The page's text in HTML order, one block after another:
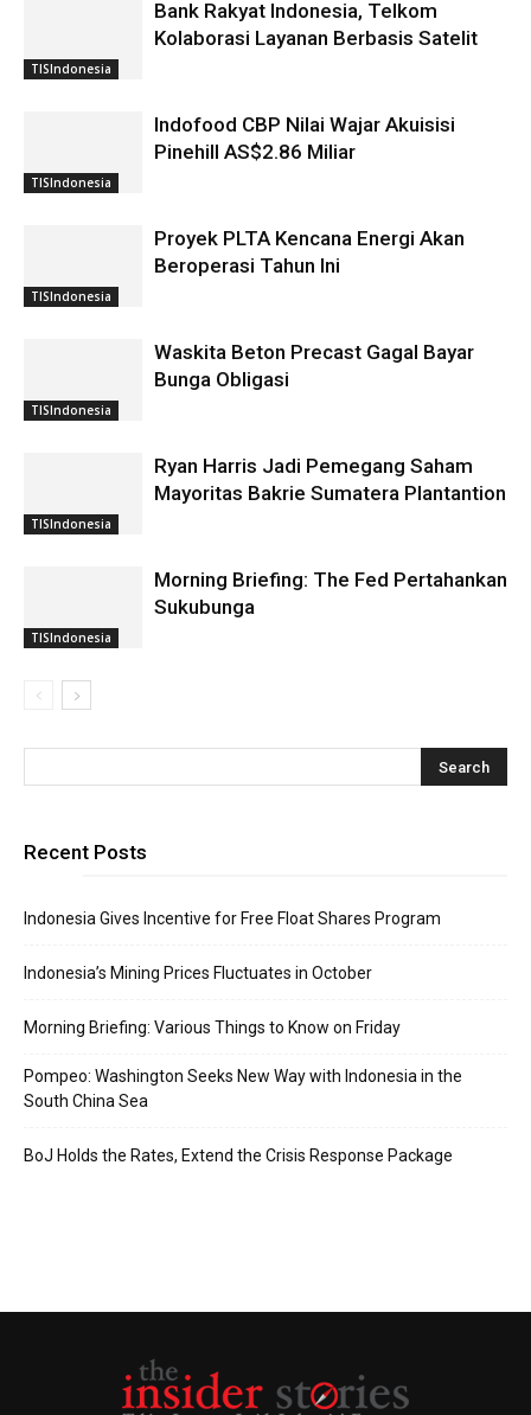
TISIndonesia
Bank Rakyat Indonesia, Telkom
Kolaborasi Layanan Berbasis Satelit
TISIndonesia
Indofood CBP Nilai Wajar Akuisisi
Pinehill AS$2.86 Miliar
TISIndonesia
Proyek PLTA Kencana Energi Akan
Beroperasi Tahun Ini
TISIndonesia
Waskita Beton Precast Gagal Bayar
Bunga Obligasi
TISIndonesia
Ryan Harris Jadi Pemegang Saham
Mayoritas Bakrie Sumatera Plantantion
TISIndonesia
Morning Briefing: The Fed Pertahankan
Sukubunga
Recent Posts
Indonesia Gives Incentive for Free Float Shares Program
Indonesia’s Mining Prices Fluctuates in October
Morning Briefing: Various Things to Know on Friday
Pompeo: Washington Seeks New Way with Indonesia in the
South China Sea
BoJ Holds the Rates, Extend the Crisis Response Package